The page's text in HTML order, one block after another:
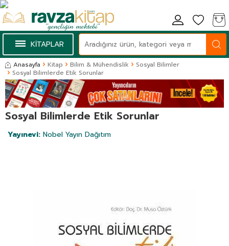
KİTAPLAR
Anasayfa Kitap Bilim & Mühendislik
Sosyal Bilimler
Sosyal Bilimlerde Etik Sorunlar
Sosyal Bilimlerde Etik Sorunlar
Yayınevi: Nobel Yayın Dağıtım